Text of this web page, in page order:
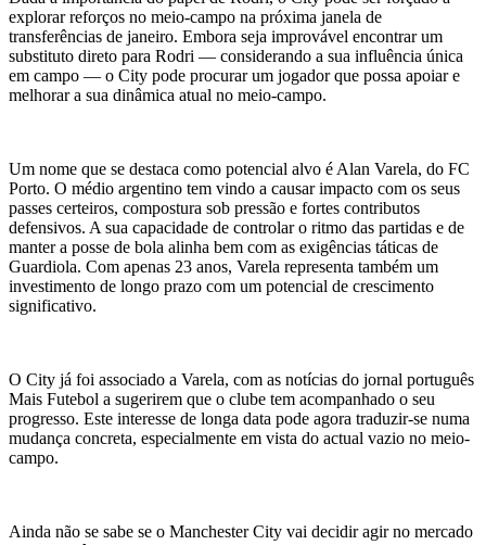
explorar reforços no meio-campo na próxima janela de
transferências de janeiro. Embora seja improvável encontrar um
substituto direto para Rodri — considerando a sua influência única
em campo — o City pode procurar um jogador que possa apoiar e
melhorar a sua dinâmica atual no meio-campo.
Um nome que se destaca como potencial alvo é Alan Varela, do FC
Porto. O médio argentino tem vindo a causar impacto com os seus
passes certeiros, compostura sob pressão e fortes contributos
defensivos. A sua capacidade de controlar o ritmo das partidas e de
manter a posse de bola alinha bem com as exigências táticas de
Guardiola. Com apenas 23 anos, Varela representa também um
investimento de longo prazo com um potencial de crescimento
significativo.
O City já foi associado a Varela, com as notícias do jornal português
Mais Futebol a sugerirem que o clube tem acompanhado o seu
progresso. Este interesse de longa data pode agora traduzir-se numa
mudança concreta, especialmente em vista do actual vazio no meio-
campo.
Ainda não se sabe se o Manchester City vai decidir agir no mercado